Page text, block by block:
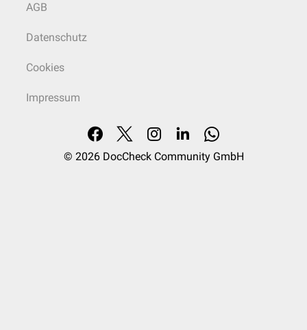
AGB
Datenschutz
Cookies
Impressum
© 2026 DocCheck Community GmbH